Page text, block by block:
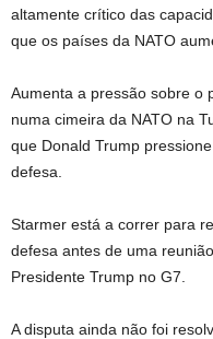
altamente crítico das
que os países da NATO
Aumenta a pressão sobre o
numa cimeira da NATO na
que Donald Trump
defesa.
Starmer está a correr para
defesa antes de uma
Presidente Trump no G7.
A disputa ainda não foi